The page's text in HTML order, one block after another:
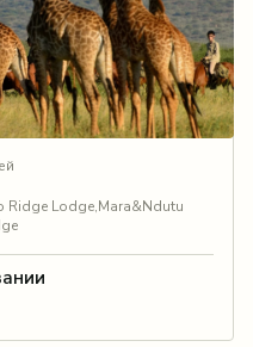
Ridge Lodge,Mara&Ndutu